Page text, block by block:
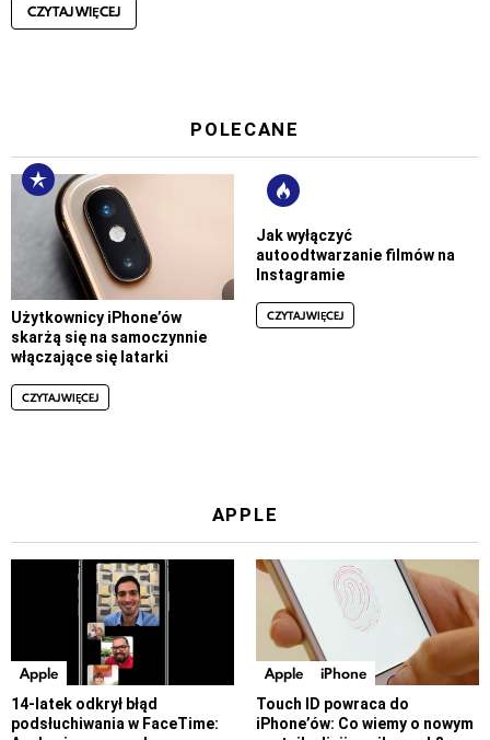
CZYTAJ WIĘCEJ
POLECANE
Użytkownicy iPhone’ów
skarżą się na samoczynnie
włączające się latarki
CZYTAJ WIĘCEJ
Jak wyłączyć
autoodtwarzanie filmów na
Instagramie
CZYTAJ WIĘCEJ
APPLE
Apple
14-latek odkrył błąd
podsłuchiwania w FaceTime:
Apple iPhone
Touch ID powraca do
iPhone’ów: Co wiemy o nowym